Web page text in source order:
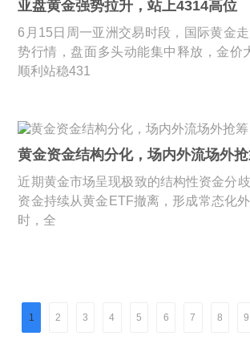
亚盘黄金强势拉升，站上4314高位
6月15日周一亚洲交易时段，国际黄金
势行情，盘面多头动能集中释放，金价
顺利站稳431
黄金资金结构分化，场内外流场外
近期黄金市场呈现极致的结构性资金分
资金持续从黄金ETF撤离，形成常态化
时，全
1 2 3 4 5 6 7 8 9